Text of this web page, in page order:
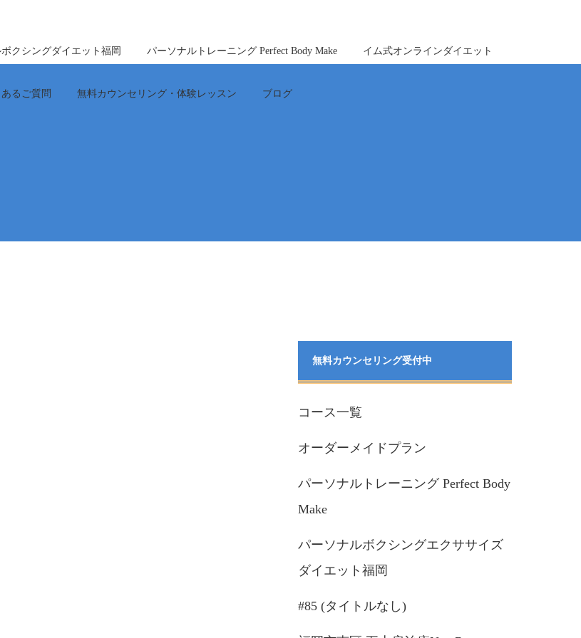
クシングダイエット福岡 パーソナルトレーニング Perfect Body Make イム式オンラインダイエット
るご質問 無料カウンセリング・体験レッスン ブログ
無料カウンセリング受付中
コース一覧
オーダーメイドプラン
パーソナルトレーニング Perfect Body
Make
パーソナルボクシングエクササイズ
ダイエット福岡
#85 (タイトルなし)